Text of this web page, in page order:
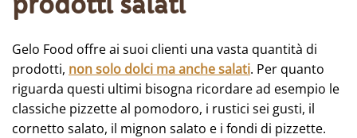
Gelo Food offre ai suoi clienti una vasta quantità di
prodotti, non solo dolci ma anche salati. Per quanto
riguarda questi ultimi bisogna ricordare ad esempio le
classiche pizzette al pomodoro, i rustici sei gusti, il
cornetto salato, il mignon salato e i fondi di pizzette.